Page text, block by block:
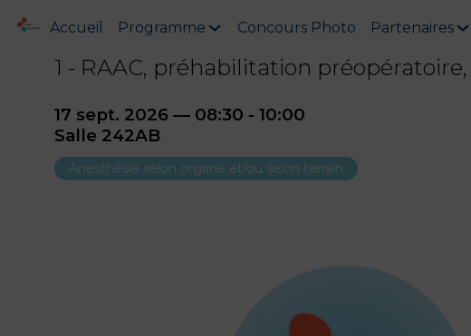
Accueil Programme Concours Photo Partenaires
1 - RAAC, préhabilitation
17 sept. 2026 — 08:30 - 10:00
Salle 242AB
Anesthésie selon organe et/ou selon terrain